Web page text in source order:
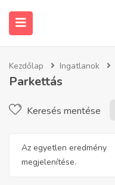
Kezdőlap Ingatlanok
Parkettás
Keresés mentése
Az egyetlen eredmény
megjelenítése.